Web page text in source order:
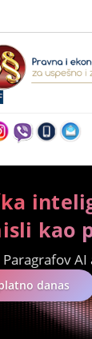
kao
Paragrafov
danas